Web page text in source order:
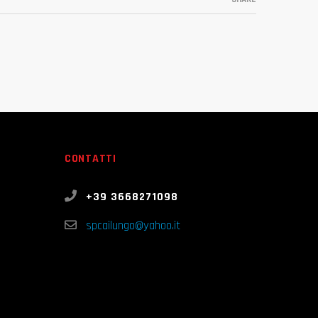
CONTATTI
+39 3668271098
spcailungo@yahoo.it